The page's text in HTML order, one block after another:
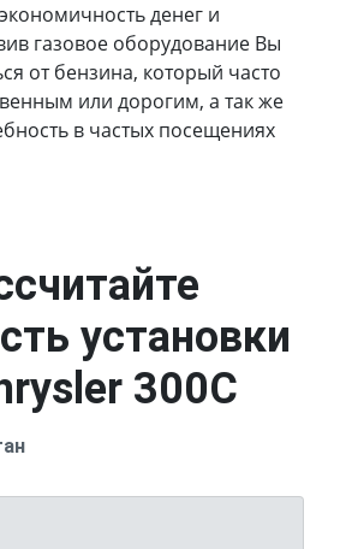
денег и
газовое оборудование Вы
от бензина, который часто
или дорогим, а так же
в частых посещениях
установки
300C